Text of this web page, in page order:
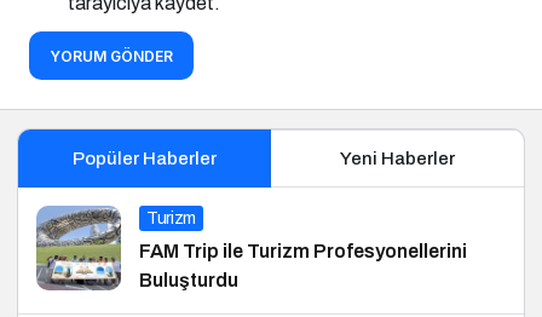
YORUM GÖNDER
Popüler Haberler Yeni Haberler
Turizm
FAM Trip ile Turizm Profesyonellerini
Buluşturdu